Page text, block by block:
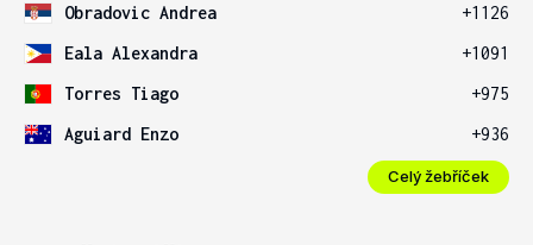
Obradovic Andrea
+1126
Eala Alexandra
+1091
Torres Tiago
+975
Aguiard Enzo
+936
Celý žebříček